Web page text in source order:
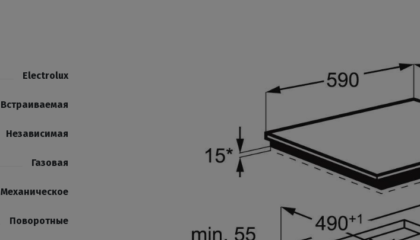
Electrolux
Встраиваемая
Независимая
Газовая
Механическое
Поворотные